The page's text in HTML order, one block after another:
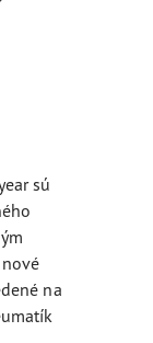
sú
na